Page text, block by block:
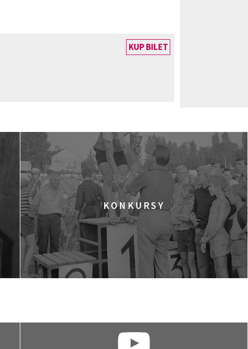
KUP BILET
KONKURSY